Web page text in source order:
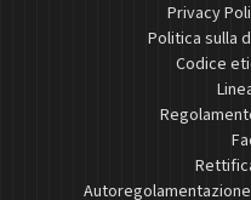
Privacy
Politica sulla
Codice